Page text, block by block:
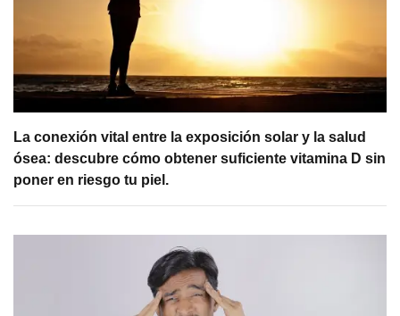
La conexión vital entre la exposición solar y la salud
ósea: descubre cómo obtener suficiente vitamina D sin
poner en riesgo tu piel.